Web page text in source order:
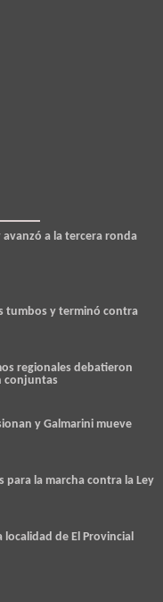
a la tercera ronda
tumbos y terminó contra
regionales debatieron
conjuntas
y Galmarini mueve
para la marcha contra la Ley
de El Provincial